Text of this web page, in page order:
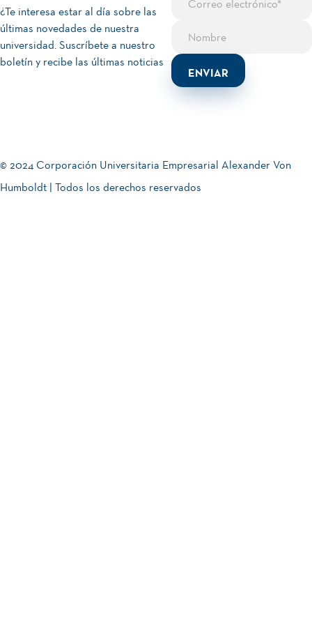
¿Te interesa estar al día sobre las
últimas novedades de nuestra
universidad. Suscríbete a nuestro
boletín y recibe las últimas noticias
© 2024 Corporación Universitaria Empresarial Alexander Von
Humboldt | Todos los derechos reservados